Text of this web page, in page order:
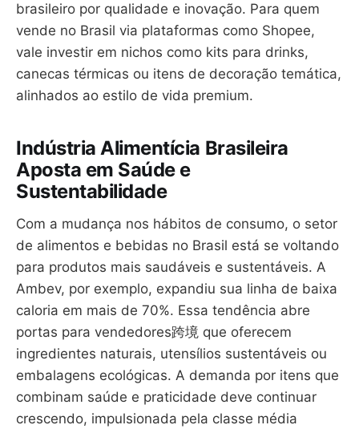
brasileiro por qualidade e inovação. Para quem
vende no Brasil via plataformas como Shopee,
vale investir em nichos como kits para drinks,
canecas térmicas ou itens de decoração temática,
alinhados ao estilo de vida premium.
Indústria Alimentícia Brasileira
Aposta em Saúde e
Sustentabilidade
Com a mudança nos hábitos de consumo, o setor
de alimentos e bebidas no Brasil está se voltando
para produtos mais saudáveis e sustentáveis. A
Ambev, por exemplo, expandiu sua linha de baixa
caloria em mais de 70%. Essa tendência abre
portas para vendedores跨境 que oferecem
ingredientes naturais, utensílios sustentáveis ou
embalagens ecológicas. A demanda por itens que
combinam saúde e praticidade deve continuar
crescendo, impulsionada pela classe média